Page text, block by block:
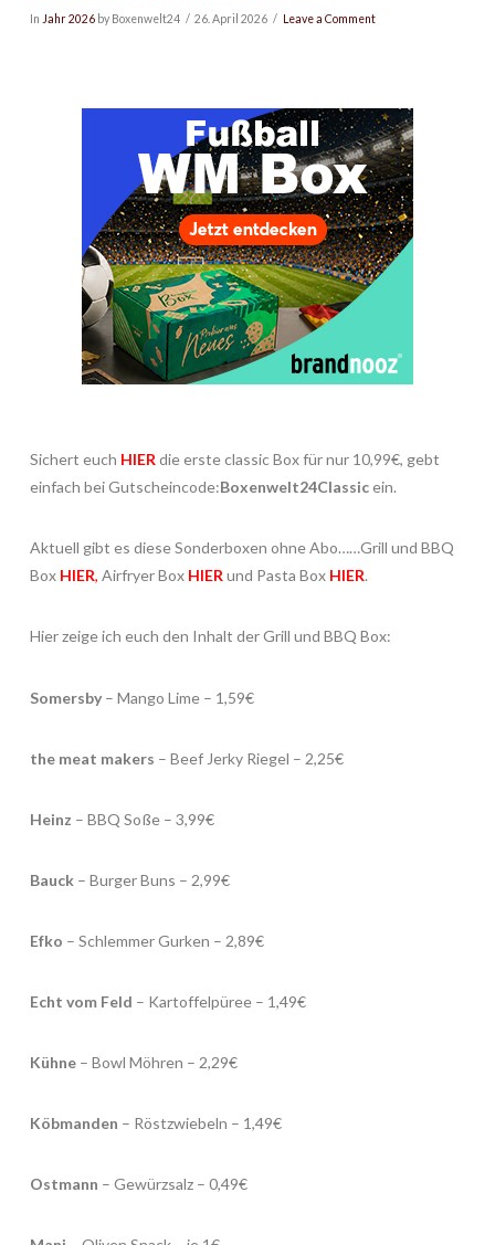
In Jahr 2026by Boxenwelt24 26. April 2026 Leave a Comment
Sichert euch HIER die erste classic Box für nur 10,99€, gebt
einfach bei Gutscheincode:Boxenwelt24Classicein.
Aktuell gibt es diese Sonderboxen ohne Abo……Grill und BBQ
Box HIER, Airfryer Box HIER und Pasta Box HIER.
Hier zeige ich euch den Inhalt der Grill und BBQ Box:
Somersby– Mango Lime – 1,59€
the meat makers – Beef Jerky Riegel – 2,25€
Heinz – BBQ Soße – 3,99€
Bauck– Burger Buns – 2,99€
Efko – Schlemmer Gurken – 2,89€
Echt vom Feld – Kartoffelpüree – 1,49€
Kühne– Bowl Möhren – 2,29€
Köbmanden – Röstzwiebeln – 1,49€
Ostmann – Gewürzsalz – 0,49€